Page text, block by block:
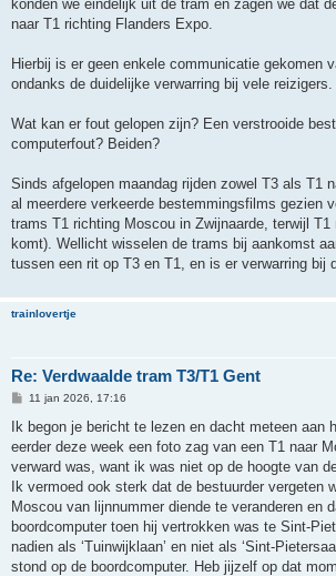
konden we eindelijk uit de tram en zagen we dat
naar T1 richting Flanders Expo.
Hierbij is er geen enkele communicatie gekomen
ondanks de duidelijke verwarring bij vele reizigers.
Wat kan er fout gelopen zijn? Een verstrooide
computerfout? Beiden?
Sinds afgelopen maandag rijden zowel T3 als T1
al meerdere verkeerde bestemmingsfilms gezien
trams T1 richting Moscou in Zwijnaarde, terwijl T1
komt). Wellicht wisselen de trams bij aankomst
tussen een rit op T3 en T1, en is er verwarring bij
trainlovertje
Re: Verdwaalde tram T3/T1 Gent
B
c
h
11 jan 2026, 17:16
Ik begon je bericht te lezen en dacht meteen aan
eerder deze week een foto zag van een T1 naar
verward was, want ik was niet op de hoogte van
Ik vermoed ook sterk dat de bestuurder vergeten
Moscou van lijnnummer diende te veranderen en
boordcomputer toen hij vertrokken was te Sint-
nadien als ‘Tuinwijklaan’ en niet als ‘Sint-
stond op de boordcomputer. Heb jijzelf op dat